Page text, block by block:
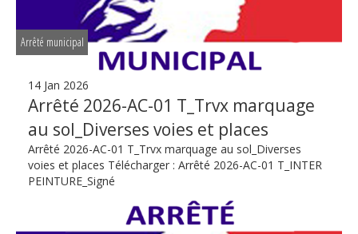
Arrêté municipal
14 Jan 2026
Arrêté 2026-AC-01 T_Trvx marquage
au sol_Diverses voies et places
Arrêté 2026-AC-01 T_Trvx marquage au sol_Diverses
voies et places Télécharger : Arrêté 2026-AC-01 T_INTER
PEINTURE_Signé